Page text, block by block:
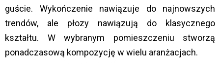
guście. Wykończenie nawiązuje do najnowszych
trendów, ale płozy nawiązują do klasycznego
kształtu. W wybranym pomieszczeniu stworzą
ponadczasową kompozycję w wielu aranżacjach.